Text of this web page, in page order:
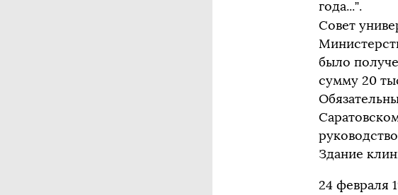
года...”.
Совет
было
сумму 20
Здание
24 февраля